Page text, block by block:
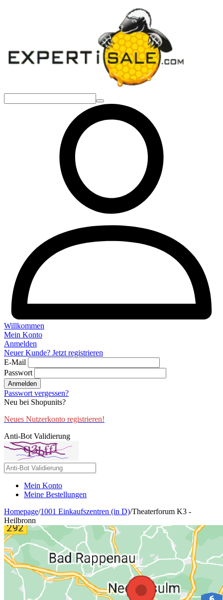
Willkommen
Mein Konto
Anmelden
Neuer Kunde? Jetzt registrieren
E-Mail
Passwort
Anmelden
Passwort vergessen?
Neu bei Shopunits?
Neues Nutzerkonto registrieren!
Anti-Bot Validierung
Mein Konto
Meine Bestellungen
Homepage/1001 Einkaufszentren (in D)/Theaterforum K3 -
Heilbronn